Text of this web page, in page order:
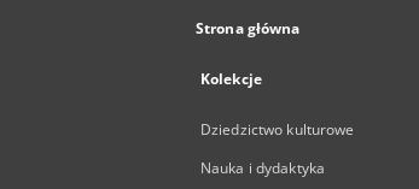
Strona główna
Kolekcje
Dziedzictwo kulturowe
Nauka i dydaktyka